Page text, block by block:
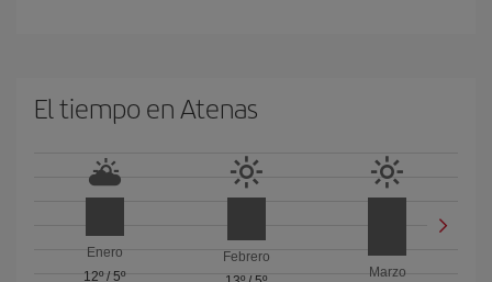
El tiempo en Atenas
Enero
12º/5º
Febrero
Marzo